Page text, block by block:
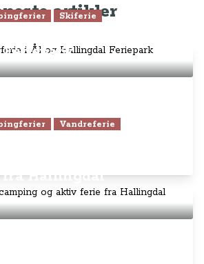
artikler
Skiferie
Vandreferie
Hallingdal